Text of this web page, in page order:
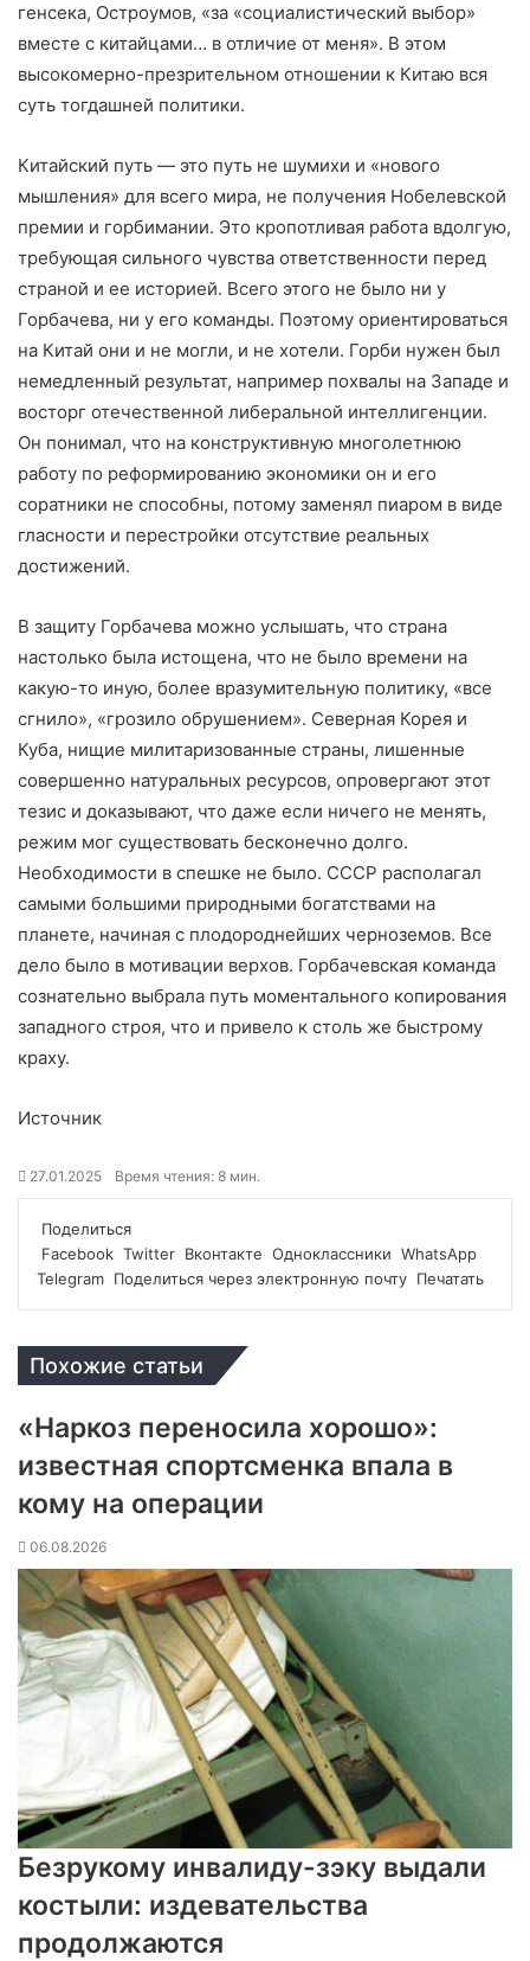
генсека, Остроумов, «за «социалистический выбор»
вместе с китайцами… в отличие от меня». В этом
высокомерно-презрительном отношении к Китаю вся
суть тогдашней политики.
Китайский путь — это путь не шумихи и «нового
мышления» для всего мира, не получения Нобелевской
премии и горбимании. Это кропотливая работа вдолгую,
требующая сильного чувства ответственности перед
страной и ее историей. Всего этого не было ни у
Горбачева, ни у его команды. Поэтому ориентироваться
на Китай они и не могли, и не хотели. Горби нужен был
немедленный результат, например похвалы на Западе и
восторг отечественной либеральной интеллигенции.
Он понимал, что на конструктивную многолетнюю
работу по реформированию экономики он и его
соратники не способны, потому заменял пиаром в виде
гласности и перестройки отсутствие реальных
достижений.
В защиту Горбачева можно услышать, что страна
настолько была истощена, что не было времени на
какую-то иную, более вразумительную политику, «все
сгнило», «грозило обрушением». Северная Корея и
Куба, нищие милитаризованные страны, лишенные
совершенно натуральных ресурсов, опровергают этот
тезис и доказывают, что даже если ничего не менять,
режим мог существовать бесконечно долго.
Необходимости в спешке не было. СССР располагал
самыми большими природными богатствами на
планете, начиная с плодороднейших черноземов. Все
дело было в мотивации верхов. Горбачевская команда
сознательно выбрала путь моментального копирования
западного строя, что и привело к столь же быстрому
краху.
Источник
27.01.2025 Время чтения: 8 мин.
Поделиться
Facebook Twitter Вконтакте Одноклассники WhatsApp
Telegram Поделиться через электронную почту Печатать
Похожие статьи
«Наркоз переносила хорошо»:
известная спортсменка впала в
кому на операции
06.08.2026
Безрукому инвалиду-зэку выдали
костыли: издевательства
продолжаются